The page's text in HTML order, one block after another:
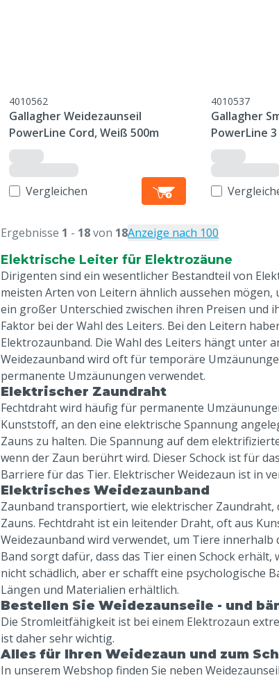
4010562
Gallagher Weidezaunseil
PowerLine Cord, Weiß 500m
Vergleichen
4010537
Gallagher
PowerLine 3
Ergebnisse 1 - 18von 18Anzeige nach 100
Elektrische Leiter für Elektrozäune
Dirigenten sind ein wesentlicher Bestandteil von
meisten Arten von Leitern ähnlich aussehen
ein großer Unterschied zwischen ihren Preisen und
Faktor bei der Wahl des Leiters. Bei den Leitern
Elektrozaunband. Die Wahl des Leiters hängt unter
Weidezaunband wird oft für temporäre
permanente Umzäunungen verwendet.
Elektrischer Zaundraht
Fechtdraht wird häufig für permanente
Kunststoff, an den eine elektrische Spannung
Zauns zu halten. Die Spannung auf dem
wenn der Zaun berührt wird. Dieser Schock ist für
Barriere für das Tier. Elektrischer Weidezaun ist in
Elektrisches Weidezaunband
Zaunband transportiert, wie elektrischer Zaundraht,
Zauns. Fechtdraht ist ein leitender Draht, oft aus
Weidezaunband wird verwendet, um Tiere
Band sorgt dafür, dass das Tier einen Schock
nicht schädlich, aber er schafft eine psychologische
Längen und Materialien erhältlich.
Bestellen Sie Weidezaunseile - und
Die Stromleitfähigkeit ist bei einem Elektrozaun
ist daher sehr wichtig.
Alles für Ihren Weidezaun und zum
In unserem Webshop finden Sie neben